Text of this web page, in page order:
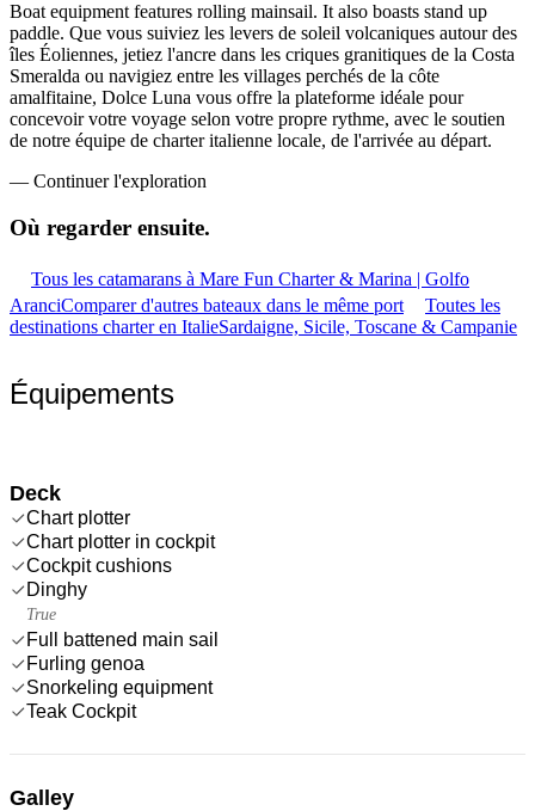
Boat equipment features rolling mainsail. It also boasts stand up
paddle. Que vous suiviez les levers de soleil volcaniques autour des
îles Éoliennes, jetiez l'ancre dans les criques granitiques de la Costa
Smeralda ou navigiez entre les villages perchés de la côte
amalfitaine, Dolce Luna vous offre la plateforme idéale pour
concevoir votre voyage selon votre propre rythme, avec le soutien
de notre équipe de charter italienne locale, de l'arrivée au départ.
— Continuer l'exploration
Où regarder ensuite.
Tous les catamarans à Mare Fun Charter & Marina | Golfo
AranciComparer d'autres bateaux dans le même port
Toutes les
destinations charter en ItalieSardaigne, Sicile, Toscane & Campanie
Équipements
Deck
Chart plotter
Chart plotter in cockpit
Cockpit cushions
Dinghy
True
Full battened main sail
Furling genoa
Snorkeling equipment
Teak Cockpit
Galley